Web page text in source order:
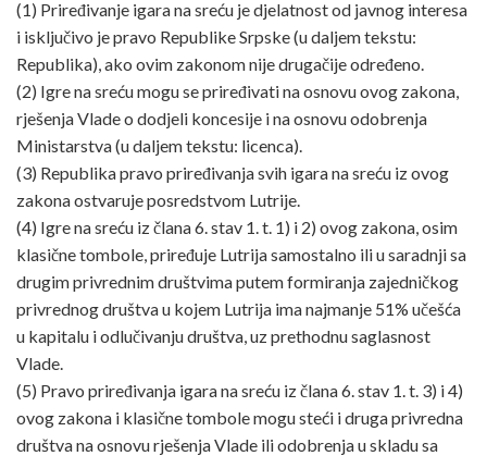
(1) Priređivanje igara na sreću je djelatnost od javnog interesa
i isključivo je pravo Republike Srpske (u daljem tekstu:
Republika), ako ovim zakonom nije drugačije određeno.
(2) Igre na sreću mogu se priređivati na osnovu ovog zakona,
rješenja Vlade o dodjeli koncesije i na osnovu odobrenja
Ministarstva (u daljem tekstu: licenca).
(3) Republika pravo priređivanja svih igara na sreću iz ovog
zakona ostvaruje posredstvom Lutrije.
(4) Igre na sreću iz člana 6. stav 1. t. 1) i 2) ovog zakona, osim
klasične tombole, priređuje Lutrija samostalno ili u saradnji sa
drugim privrednim društvima putem formiranja zajedničkog
privrednog društva u kojem Lutrija ima najmanje 51% učešća
u kapitalu i odlučivanju društva, uz prethodnu saglasnost
Vlade.
(5) Pravo priređivanja igara na sreću iz člana 6. stav 1. t. 3) i 4)
ovog zakona i klasične tombole mogu steći i druga privredna
društva na osnovu rješenja Vlade ili odobrenja u skladu sa